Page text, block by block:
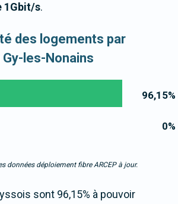
1Gbit/s.
des logements par
les-Nonains
96,15%
0%
données déploiement fibre ARCEP à jour.
sont 96,15% à pouvoir